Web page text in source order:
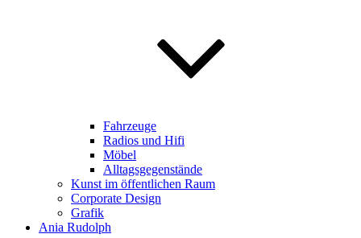
Fahrzeuge
Radios und Hifi
Möbel
Alltagsgegenstände
Kunst im öffentlichen Raum
Corporate Design
Grafik
Ania Rudolph